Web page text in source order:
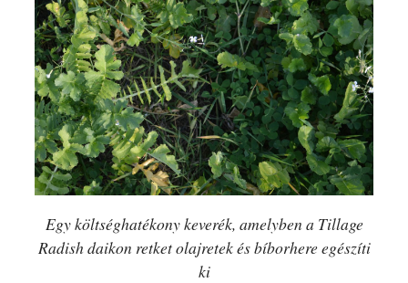
Egy költséghatékony keverék, amelyben a Tillage
Radish daikon retket olajretek és bíborhere egészíti
ki